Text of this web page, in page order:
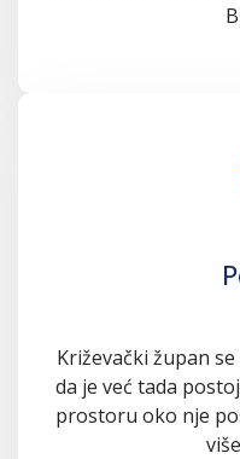
Križevački župan
da je već tada
prostoru oko nje